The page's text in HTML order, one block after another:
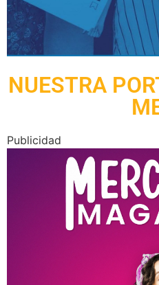
NUESTRA
Publicidad